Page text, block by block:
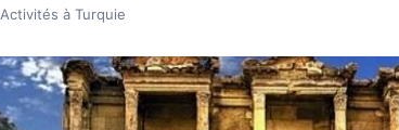
Activités à Turquie